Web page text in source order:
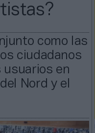
como las
ciudadanos
usuarios en
Nord y el